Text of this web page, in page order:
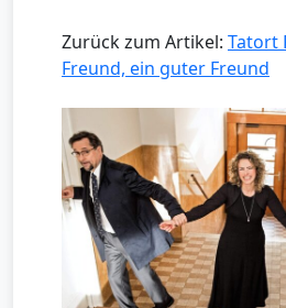
Zurück zum Artikel: Tatort
Freund, ein guter Freund